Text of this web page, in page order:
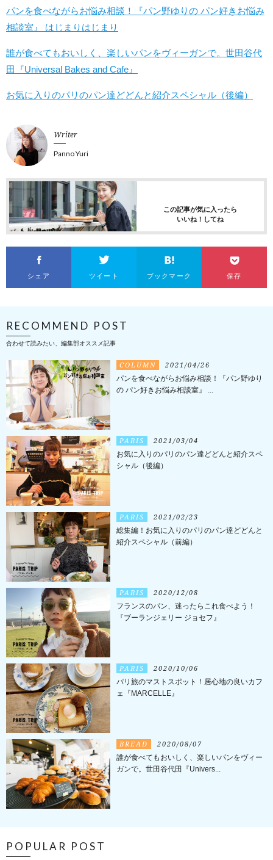
パンを食べながらお悩み相談！『パン野ゆりの パン好きお悩み
相談室』 はじまりはじまり
誰が食べてもおいしく、楽しいパンをヴィーガンで。世田谷代
田『Universal Bakes and Cafe』
お気に入りのパリのパン達どどんと紹介スペシャル（後編）
Writer
Panno Yuri
この記事が気に入ったら
いいね！してね
シェア ツイート ブックマーク 保存
RECOMMEND POST
合わせて読みたい、編集部オススメ記事
COLUMN 2021/04/26
パンを食べながらお悩み相談！『パン野ゆり
の パン好きお悩み相談室』 ...
PARIS 2021/03/04
お気に入りのパリのパン達どどんと紹介スペ
シャル（後編）
PARIS 2021/02/23
総集編！お気に入りのパリのパン達どどんと
紹介スペシャル（前編）
PARIS 2020/12/08
フランスのパン、迷ったらこれ食べよう！
『ブーランジェリー ジョセフ』
PARIS 2020/10/06
パリ旅のマストスポット！居心地の良いカフ
ェ『MARCELLE』
BREAD 2020/08/07
誰が食べてもおいしく、楽しいパンをヴィー
ガンで。世田谷代田『Univers...
POPULAR POST